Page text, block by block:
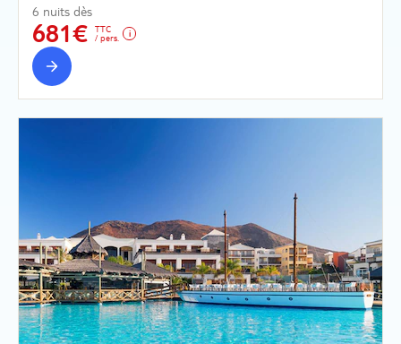
6 nuits dès
681€
TTC
/ pers.